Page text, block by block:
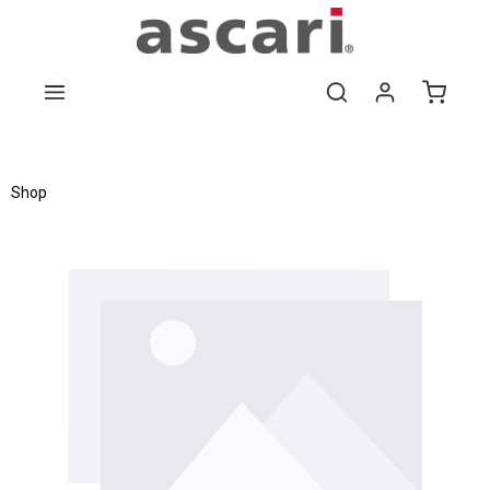
Zum Hauptinhalt springen
Shop